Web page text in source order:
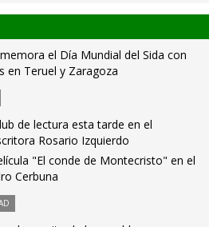
el Día Mundial del Sida con
en Teruel y Zaragoza
de lectura esta tarde en el
Rosario Izquierdo
"El conde de Montecristo" en el
Cerbuna